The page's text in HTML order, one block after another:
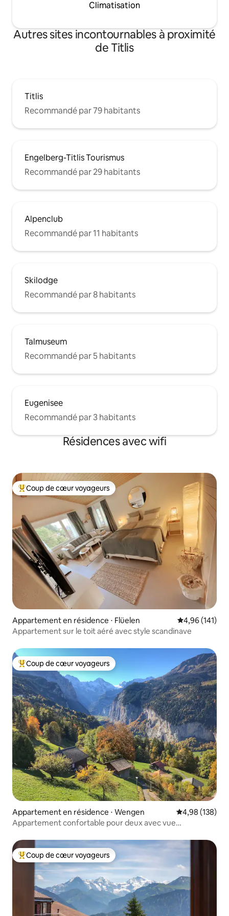
Climatisation
Autres sites incontournables à proximité
de Titlis
Titlis
Recommandé par 79 habitants
Engelberg-Titlis Tourismus
Recommandé par 29 habitants
Alpenclub
Recommandé par 11 habitants
Skilodge
Recommandé par 8 habitants
Talmuseum
Recommandé par 5 habitants
Eugenisee
Recommandé par 3 habitants
Résidences avec wifi
Coups de cœur voyageurs les plus appréciés
Coup de cœur voyageurs
Appartement en résidence ⋅ Flüelen Évaluation
4,96 (141)
Appartement sur le toit aéré avec style scandinave
Coups de cœur voyageurs les plus appréciés
Coup de cœur voyageurs
Appartement en résidence ⋅ Wengen Évaluation
4,98 (138)
Appartement confortable pour deux avec vue
Coups de cœur voyageurs les plus appréciés
Coup de cœur voyageurs